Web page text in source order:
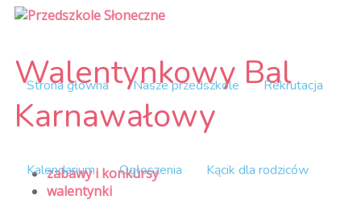
Strona główna Nasze przedszkole Rekrutacja
Kalendarium Ogłoszenia Kącik dla rodziców
Walentynkowy Bal
Karnawałowy
zabawy i konkursy
walentynki